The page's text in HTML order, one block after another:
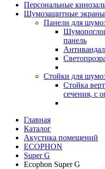
Персональные
Шумозащитные экраны
Панели для
панель
Стойки для
Стойка
сечения, с
Главная
Каталог
Акустика помещений
ECOPHON
Super G
Ecophon Super G